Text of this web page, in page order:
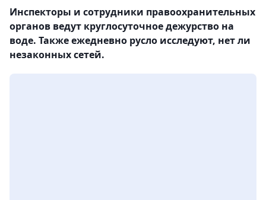
Инспекторы и сотрудники правоохранительных
органов ведут круглосуточное дежурство на
воде. Также ежедневно русло исследуют, нет ли
незаконных сетей.